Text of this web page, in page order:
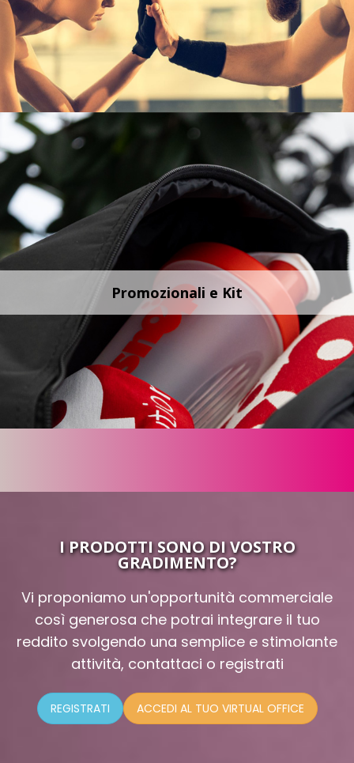
Promozionali e Kit
I PRODOTTI SONO DI VOSTRO
GRADIMENTO?
Vi proponiamo un'opportunità commerciale
così generosa che potrai integrare il tuo
reddito svolgendo una semplice e stimolante
attività, contattaci o registrati
REGISTRATI ACCEDI AL TUO VIRTUAL OFFICE